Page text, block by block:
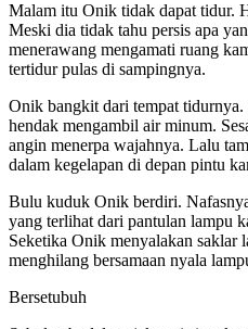
Malam itu Onik tidak dapat tidur.
Meski dia tidak tahu persis apa
menerawang mengamati ruang
tertidur pulas di sampingnya.
Onik bangkit dari tempat
hendak mengambil air minum.
angin menerpa wajahnya. Lalu
dalam kegelapan di depan pintu
Bulu kuduk Onik berdiri.
yang terlihat dari pantulan lampu
Seketika Onik menyalakan saklar
menghilang bersamaan nyala
Bersetubuh